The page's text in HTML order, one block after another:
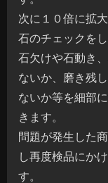
次に１０倍に拡
石のチェックをし
石欠けや石動き
ないか、磨き残
ないか等を細部
きます。
問題が発生した
し再度検品にか